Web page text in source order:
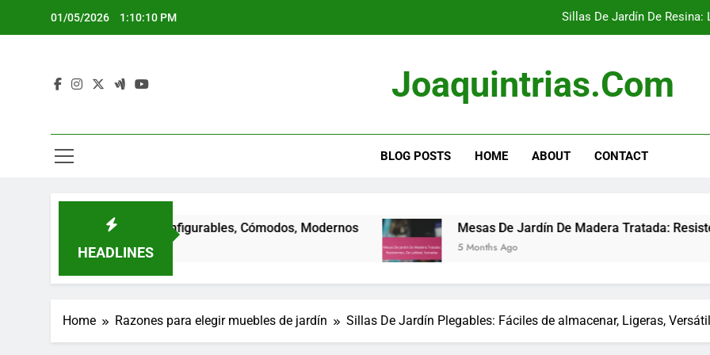
01/05/2026 1:10:11 PM
Mesas De Jardín De Madera
Sillas De Jardín De
Mesas De Jardín De Madera
Joaquintrias.com
BLOG POSTS HOME ABOUT CONTACT
HEADLINES
Configurables, Cómodos, Modernos Mesas De Jardín De Madera Tratada: Resistentes, De
5 Months Ago
Home Razones para elegir muebles de jardín Sillas De Jardín Plegables: Fáciles de almacenar, Ligeras,